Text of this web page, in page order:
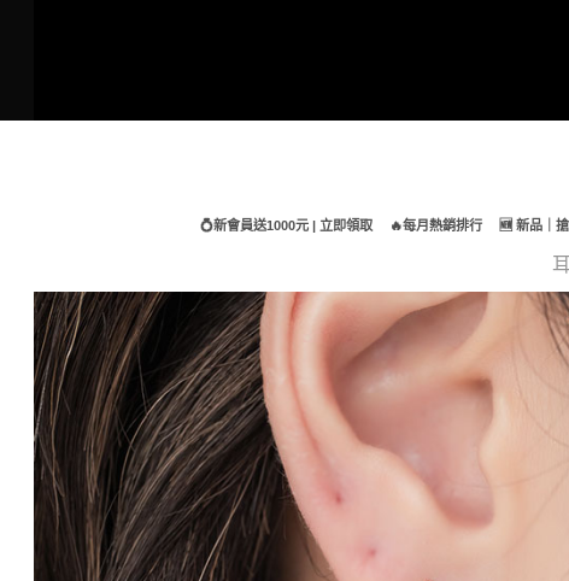
💍新會員送1000元 | 立即領取 🔥每月熱銷排行 🆕 新品｜